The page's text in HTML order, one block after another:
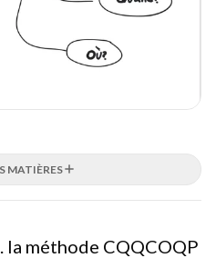
MATIÈRES
la méthode CQQCOQP